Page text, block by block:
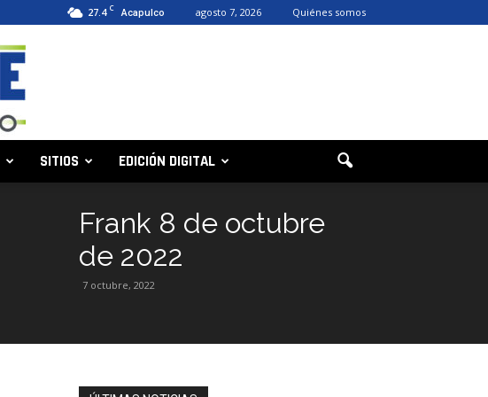
27.4 C Acapulco agosto 7, 2026 Quiénes somos
SITIOS EDICIÓN DIGITAL
Frank 8 de octubre
de 2022
7 octubre, 2022